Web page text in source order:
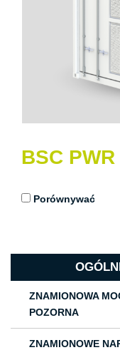
BSC
Porównywać
ZNAMIONOWA
POZORNA
ZNAMIONOWE